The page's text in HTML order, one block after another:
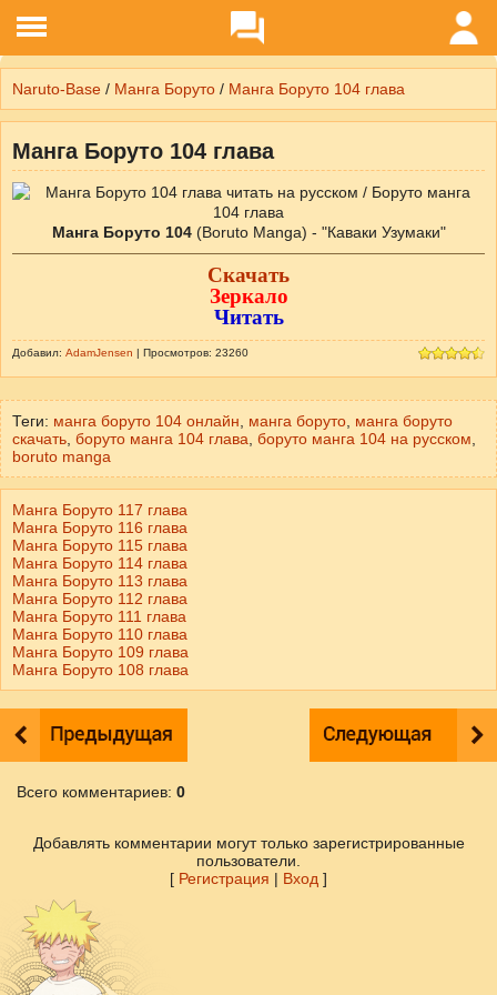
Naruto-Base / Манга Боруто / Манга Боруто 104 глава
Манга Боруто 104 глава
Манга Боруто 104 (Boruto Manga) - "Каваки Узумаки"‏
Скачать
Зеркало
Читать
Добавил: AdamJensen | Просмотров: 23260
Теги: манга боруто 104 онлайн манга боруто манга боруто
скачать боруто манга 104 глава боруто манга 104 на русском
boruto manga
Манга Боруто 117 глава
Манга Боруто 116 глава
Манга Боруто 115 глава
Манга Боруто 114 глава
Манга Боруто 113 глава
Манга Боруто 112 глава
Манга Боруто 111 глава
Манга Боруто 110 глава
Манга Боруто 109 глава
Манга Боруто 108 глава
Всего комментариев: 0
Добавлять комментарии могут только зарегистрированные
пользователи.
[ Регистрация | Вход ]